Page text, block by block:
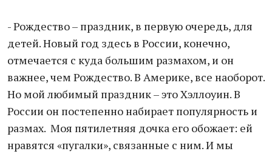
- Рождество – праздник, в первую очередь, для
детей. Новый год здесь в России, конечно,
отмечается с куда большим размахом, и он
важнее, чем Рождество. В Америке, все наоборот.
Но мой любимый праздник – это Хэллоуин. В
России он постепенно набирает популярность и
размах. Моя пятилетняя дочка его обожает: ей
нравятся «пугалки», связанные с ним. И мы